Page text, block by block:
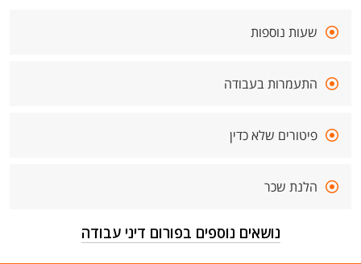
שעות נוספות
התעמרות בעבודה
פיטורים שלא כדין
הלנת שכר
נושאים נוספים בפורום דיני עבודה